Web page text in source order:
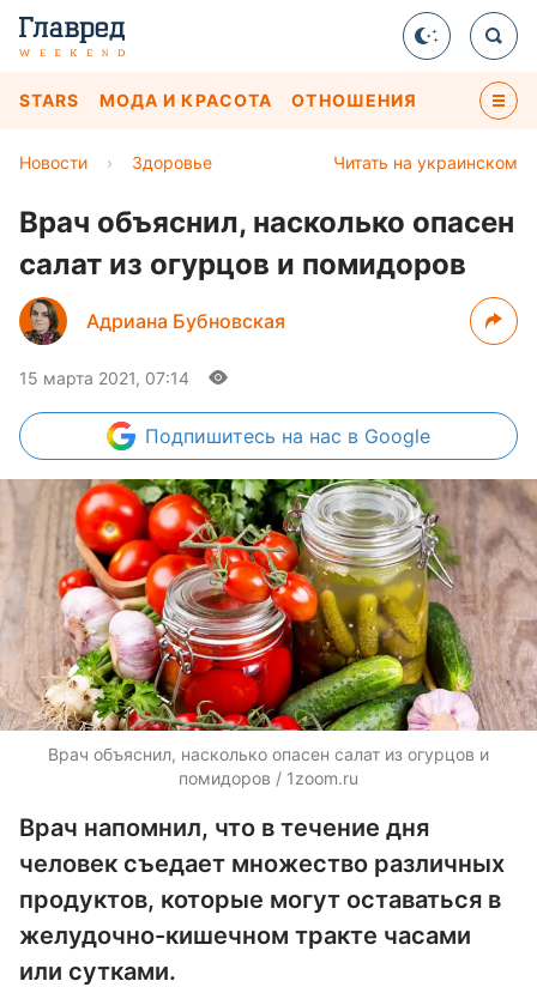
STARS МОДА И КРАСОТА ОТНОШЕНИЯ
Читать на украинском
Новости › Здоровье
Врач объяснил, насколько опасен
салат из огурцов и помидоров
Адриана Бубновская
15 марта 2021, 07:14
Подпишитесь на нас в Google
Врач объяснил, насколько опасен салат из огурцов и
помидоров / 1zoom.ru
Врач напомнил, что в течение дня
человек съедает множество различных
продуктов, которые могут оставаться в
желудочно-кишечном тракте часами
или сутками.